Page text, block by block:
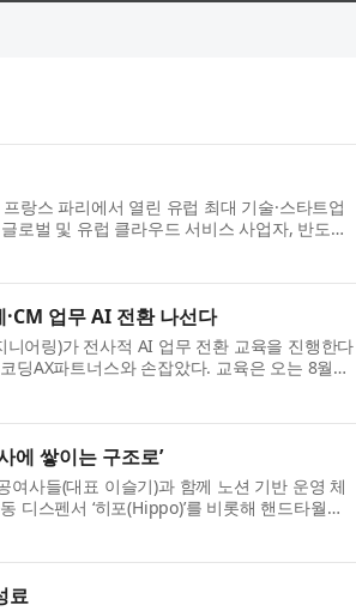
랑스 파리에서 열린 유럽 최대 기술·스타트업
로벌 및 유럽 클라우드 서비스 사업자, 반도체
업무 AI 전환 나선다
어링)가 전사적 AI 업무 전환 교육을 진행한다
AX파트너스와 손잡았다. 교육은 오는 8월까
에 쌓이는 구조로’
사들(대표 이슬기)과 함께 노션 기반 운영 체
디스펜서 ‘히포(Hippo)’를 비롯해 핸드타월
료